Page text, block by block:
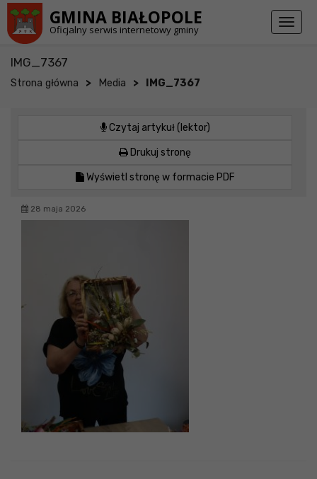
GMINA BIAŁOPOLE
Oficjalny serwis internetowy gminy
Toggle
IMG_7367
Strona główna > Media > IMG_7367
Czytaj artykuł (lektor)
Drukuj stronę
Wyświetl stronę w formacie PDF
28 maja 2026